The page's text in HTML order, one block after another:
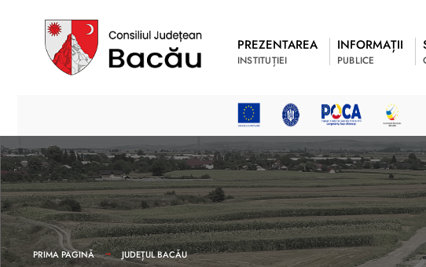
PREZENTAREA
INSTITUȚIEI
INFORMAȚII
PUBLICE
PRIMA PAGINĂ JUDEȚUL BACĂU